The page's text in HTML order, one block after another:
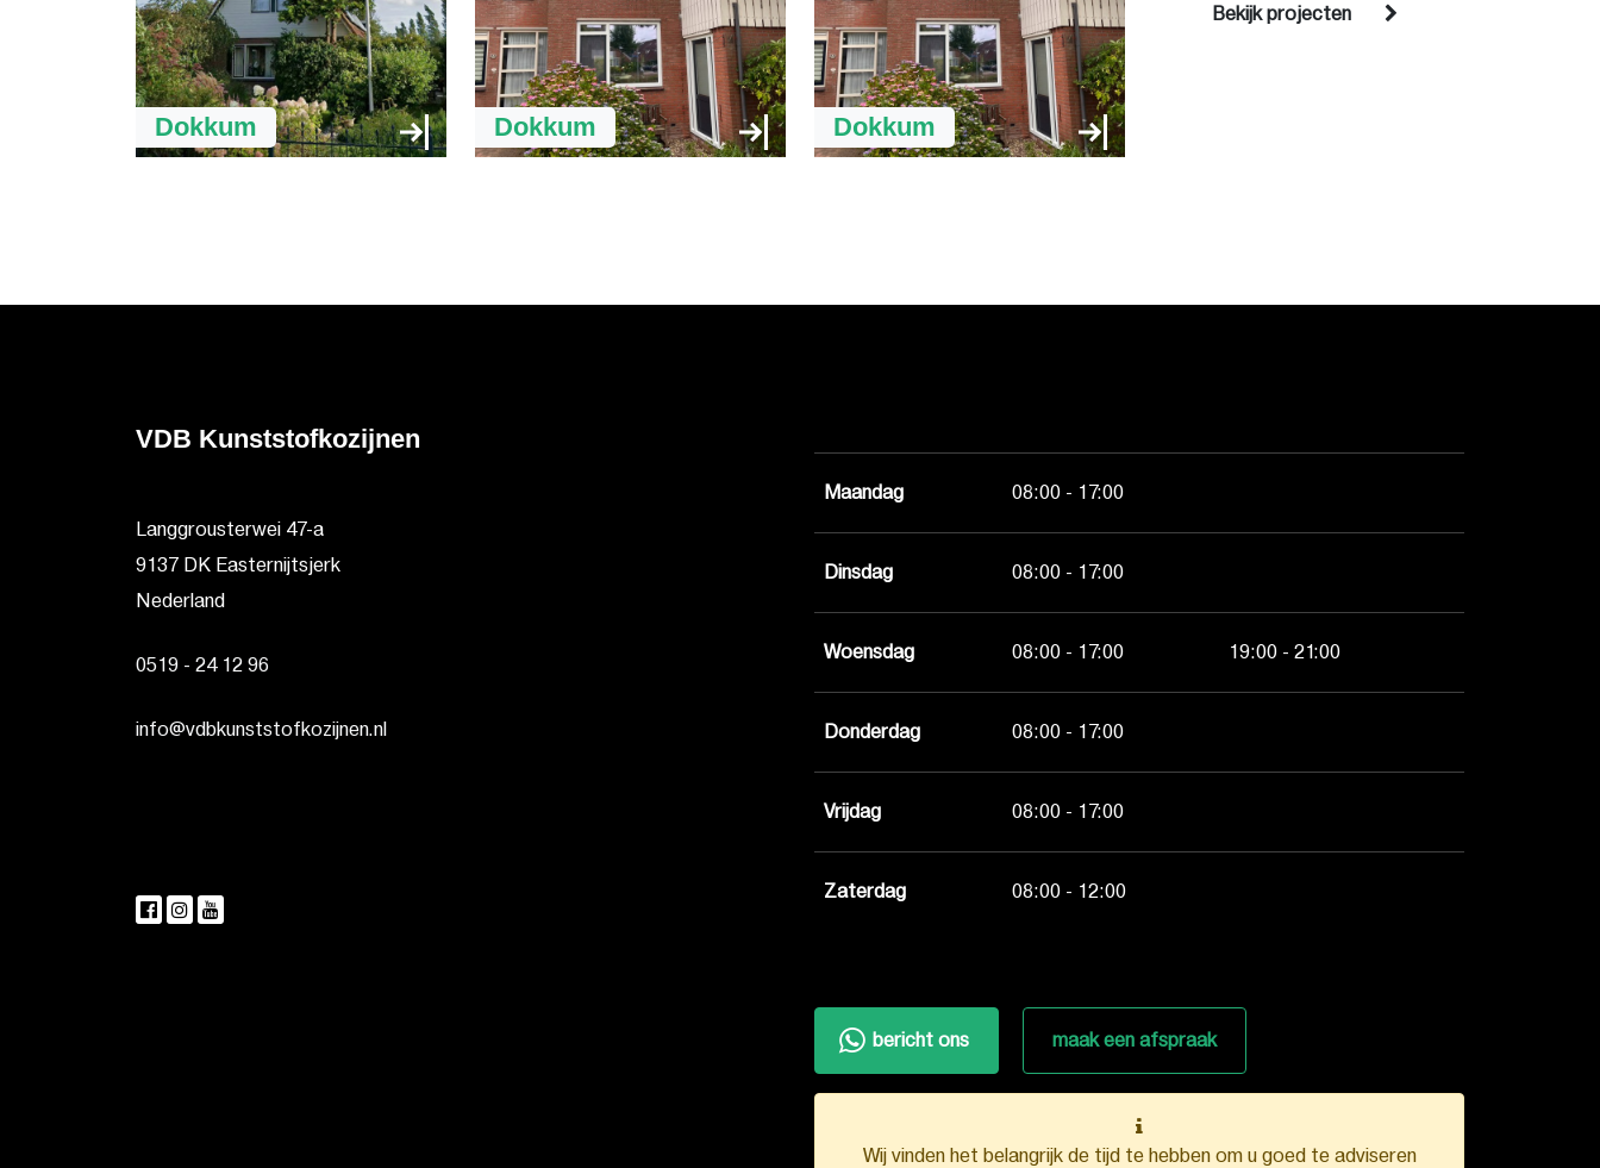
Dokkum Dokkum Dokkum
Bekijk projecten
VDB Kunststofkozijnen
Langgrousterwei 47-a
9137 DK Easternijtsjerk
Nederland
0519 - 24 12 96
info@vdbkunststofkozijnen.nl
Maandag 08:00 - 17:00
Dinsdag 08:00 - 17:00
Woensdag 08:00 - 17:00 19:00 - 21:00
Donderdag 08:00 - 17:00
Vrijdag 08:00 - 17:00
Zaterdag 08:00 - 12:00
bericht ons maak een afspraak
Wij vinden het belangrijk de tijd te hebben om u goed te adviseren